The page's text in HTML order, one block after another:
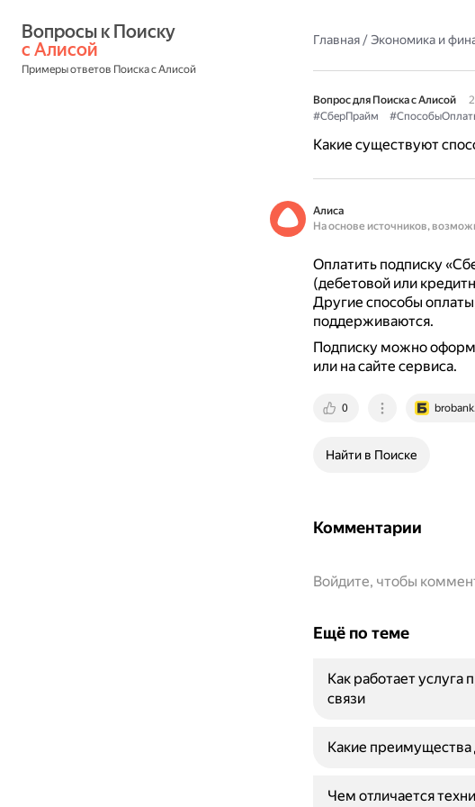
с Алисой
Примеры ответов Поиска с Алисой
Главная/Экономика и
Вопрос для Поиска с Алисой
#СберПрайм
Какие существуют
Алиса
На основе источников,
Оплатить подписку
(дебетовой или
Другие способы
поддерживаются.
Подписку можно
или на сайте сервиса.
0
Найти в Поиске
Комментарии
Войдите, чтобы
Ещё по теме
Как работает услуга
связи
Какие преимущества
Чем отличается